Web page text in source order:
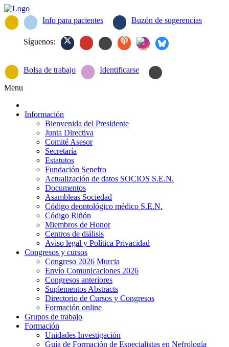
Info para pacientes Buzón de sugerencias
Síguenos:
Bolsa de trabajo Identificarse
Menu
Información
Bienvenida del Presidente
Junta Directiva
Comité Asesor
Secretaría
Estatutos
Fundación Senefro
Actualización de datos SOCIOS S.E.N.
Documentos
Asambleas Sociedad
Código deontológico médico S.E.N.
Código Riñón
Miembros de Honor
Centros de diálisis
Aviso legal y Política Privacidad
Congresos y cursos
Congreso 2026 Murcia
Envío Comunicaciones 2026
Congresos anteriores
Suplementos Abstracts
Directorio de Cursos y Congresos
Formación online
Grupos de trabajo
Formación
Unidades Investigación
Guía de Formación de Especialistas en Nefrología